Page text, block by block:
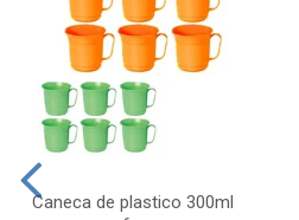
Caneca de plastico 300ml